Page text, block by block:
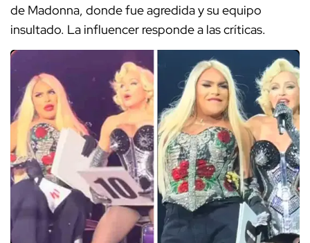
de Madonna, donde fue agredida y su equipo
insultado. La influencer responde a las críticas.